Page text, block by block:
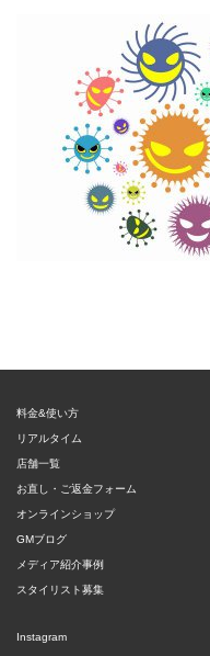
料金&使い方
リアルタイム
店舗一覧
お直し・ご返金フォーム
オンラインショップ
GMブログ
メディア紹介事例
スタイリスト募集
Instagram